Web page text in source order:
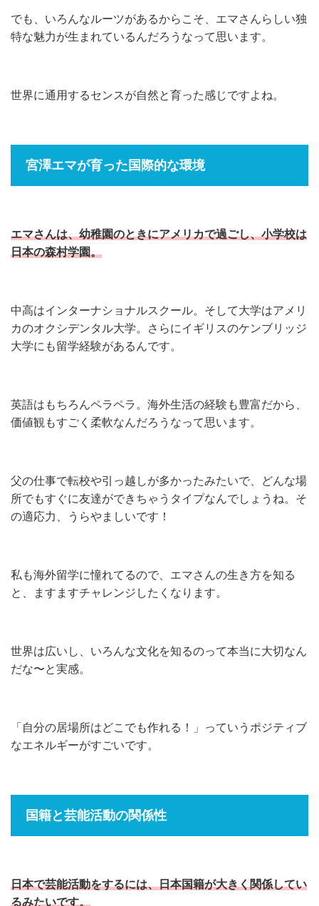
でも、いろんなルーツがあるからこそ、エマさんらしい独
特な魅力が生まれているんだろうなって思います。
世界に通用するセンスが自然と育った感じですよね。
宮澤エマが育った国際的な環境
エマさんは、幼稚園のときにアメリカで過ごし、小学校は
日本の森村学園。
中高はインターナショナルスクール。そして大学はアメリ
カのオクシデンタル大学。さらにイギリスのケンブリッジ
大学にも留学経験があるんです。
英語はもちろんペラペラ。海外生活の経験も豊富だから、
価値観もすごく柔軟なんだろうなって思います。
父の仕事で転校や引っ越しが多かったみたいで、どんな場
所でもすぐに友達ができちゃうタイプなんでしょうね。そ
の適応力、うらやましいです！
私も海外留学に憧れてるので、エマさんの生き方を知る
と、ますますチャレンジしたくなります。
世界は広いし、いろんな文化を知るのって本当に大切なん
だな〜と実感。
「自分の居場所はどこでも作れる！」っていうポジティブ
なエネルギーがすごいです。
国籍と芸能活動の関係性
日本で芸能活動をするには、日本国籍が大きく関係してい
るみたいです。